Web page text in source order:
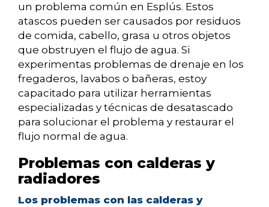
un problema común en Esplús. Estos
atascos pueden ser causados por residuos
de comida, cabello, grasa u otros objetos
que obstruyen el flujo de agua. Si
experimentas problemas de drenaje en los
fregaderos, lavabos o bañeras, estoy
capacitado para utilizar herramientas
especializadas y técnicas de desatascado
para solucionar el problema y restaurar el
flujo normal de agua.
Problemas con calderas y
radiadores
Los problemas con las calderas y